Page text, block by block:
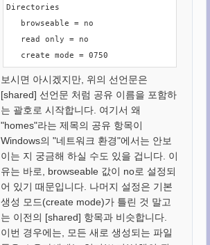
Directories
   create mode = 0750
보시면 아시겠지만, 위의 선언문은
[shared] 선언문 처럼 공유 이름을 포함하
는 괄호로 시작합니다. 여기서 왜
"homes"라는 제목의 공유 항목이
Windows의 "네트워크 환경"에서는 안보
이는 지 궁금해 하실 수도 있을 겁니다. 이
유는 바로, browseable 값이 no로 설정되
어 있기 때문입니다. 나머지 설정은 기본
생성 모드(create mode)가 틀린 것 말고
는 이전의 [shared] 항목과 비슷합니다.
이번 경우에는, 모든 새로 생성되는 파일